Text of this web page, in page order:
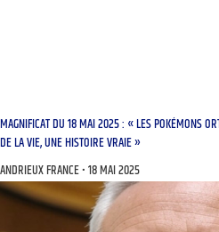
MAGNIFICAT DU 18 MAI 2025 : « LES POKÉMONS
DE LA VIE, UNE HISTOIRE VRAIE »
ANDRIEUX FRANCE 18 MAI 2025